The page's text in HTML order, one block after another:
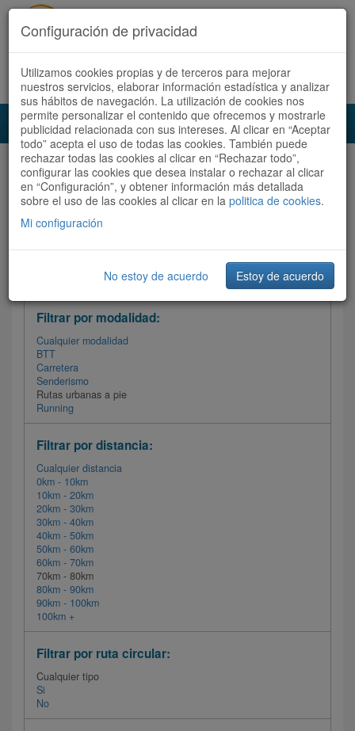
Acceder Registrate ahora Español | Català
Audioruta Todas las rutas
Todas las rutas
Ordenar por: Más recientes /
Filtrar las rutas
Filtrar por modalidad:
Cualquier modalidad
BTT
Carretera
Senderismo
Rutas urbanas a pie
Running
Filtrar por distancia:
Cualquier distancia
0km - 10km
10km - 20km
20km - 30km
30km - 40km
40km - 50km
50km - 60km
60km - 70km
70km - 80km
80km - 90km
90km - 100km
100km +
Filtrar por ruta circular:
Cualquier tipo
Si
No
Configuración de privacidad
Utilizamos cookies propias y de terceros para mejorar
nuestros servicios, elaborar información estadística y analizar
sus hábitos de navegación. La utilización de cookies nos
permite personalizar el contenido que ofrecemos y mostrarle
publicidad relacionada con sus intereses. Al clicar en “Aceptar
todo” acepta el uso de todas las cookies. También puede
rechazar todas las cookies al clicar en “Rechazar todo”,
configurar las cookies que desea instalar o rechazar al clicar
en “Configuración”, y obtener información más detallada
sobre el uso de las cookies al clicar en la politica de cookies.
Mi configuración
No estoy de acuerdo Estoy de acuerdo